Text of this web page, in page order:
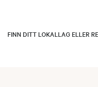
FINN DITT LOKALLAG ELLER